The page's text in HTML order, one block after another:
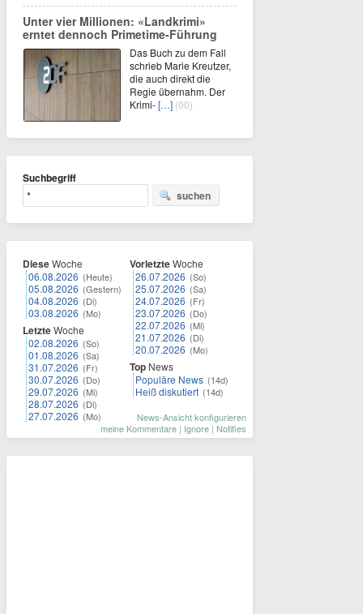
Unter vier Millionen: «Landkrimi»
erntet dennoch Primetime-Führung
Das Buch zu dem Fall
schrieb Marie Kreutzer,
die auch direkt die
Regie übernahm. Der
Krimi-[…] (00)
Suchbegriff
suchen
DieseWoche
06.08.2026 (Heute)
05.08.2026 (Gestern)
04.08.2026 (Di)
03.08.2026 (Mo)
LetzteWoche
02.08.2026 (So)
01.08.2026 (Sa)
31.07.2026 (Fr)
30.07.2026 (Do)
29.07.2026 (Mi)
28.07.2026 (Di)
27.07.2026 (Mo)
VorletzteWoche
26.07.2026 (So)
25.07.2026 (Sa)
24.07.2026 (Fr)
23.07.2026 (Do)
22.07.2026 (Mi)
21.07.2026 (Di)
20.07.2026 (Mo)
Top News
Populäre News (14d)
Heiß diskutiert (14d)
News-Ansicht konfigurieren
meine Kommentare | Ignore | Notifies